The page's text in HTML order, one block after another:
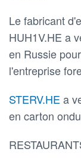
Le fabricant
HUH1V.HE a
en Russie
l'entreprise
STERV.HE a
en carton